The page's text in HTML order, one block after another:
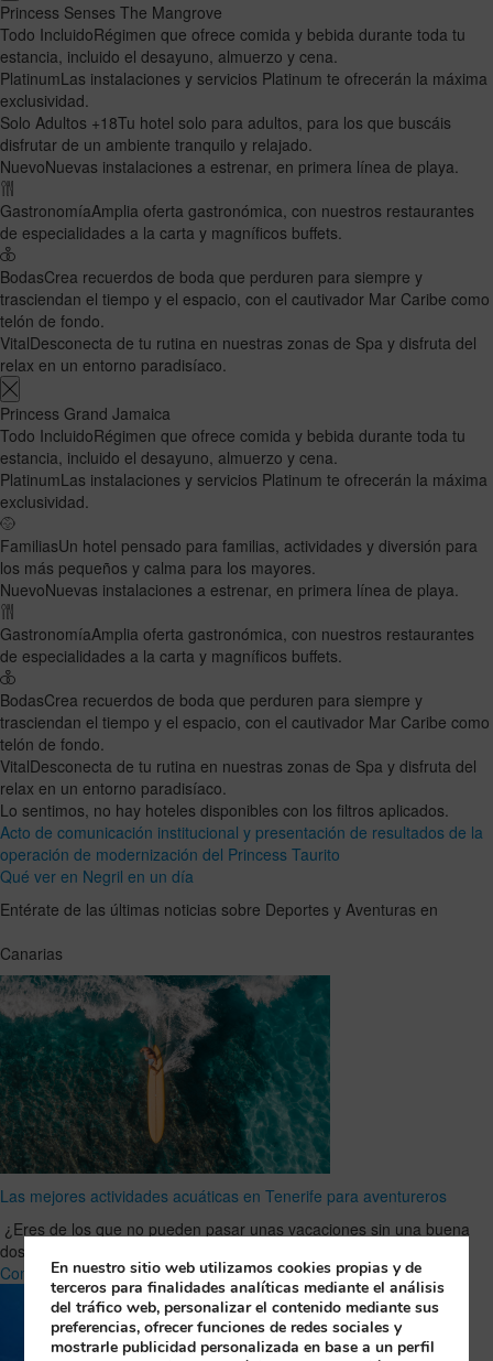
Princess Senses The Mangrove
Todo IncluidoRégimen que ofrece comida y bebida durante toda tu
estancia, incluido el desayuno, almuerzo y cena.
PlatinumLas instalaciones y servicios Platinum te ofrecerán la máxima
exclusividad.
Solo Adultos +18Tu hotel solo para adultos, para los que buscáis
disfrutar de un ambiente tranquilo y relajado.
NuevoNuevas instalaciones a estrenar, en primera línea de playa.
GastronomíaAmplia oferta gastronómica, con nuestros restaurantes
de especialidades a la carta y magníficos buffets.
BodasCrea recuerdos de boda que perduren para siempre y
trasciendan el tiempo y el espacio, con el cautivador Mar Caribe como
telón de fondo.
VitalDesconecta de tu rutina en nuestras zonas de Spa y disfruta del
relax en un entorno paradisíaco.
Princess Grand Jamaica
Todo IncluidoRégimen que ofrece comida y bebida durante toda tu
estancia, incluido el desayuno, almuerzo y cena.
PlatinumLas instalaciones y servicios Platinum te ofrecerán la máxima
exclusividad.
FamiliasUn hotel pensado para familias, actividades y diversión para
los más pequeños y calma para los mayores.
NuevoNuevas instalaciones a estrenar, en primera línea de playa.
GastronomíaAmplia oferta gastronómica, con nuestros restaurantes
de especialidades a la carta y magníficos buffets.
BodasCrea recuerdos de boda que perduren para siempre y
trasciendan el tiempo y el espacio, con el cautivador Mar Caribe como
telón de fondo.
VitalDesconecta de tu rutina en nuestras zonas de Spa y disfruta del
relax en un entorno paradisíaco.
Lo sentimos, no hay hoteles disponibles con los filtros aplicados.
Acto de comunicación institucional y presentación de resultados de la
operación de modernización del Princess Taurito
Qué ver en Negril en un día
Entérate de las últimas noticias sobre Deportes y Aventuras en
Canarias
Las mejores actividades acuáticas en Tenerife para aventureros
¿Eres de los que no pueden pasar unas vacaciones sin una buena
dosis de adrenalina? Entonces Tenerife es tu …
CompletoEn nuestro sitio web utilizamos cookies propias y de
terceros para finalidades analíticas mediante el análisis
del tráfico web, personalizar el contenido mediante sus
preferencias, ofrecer funciones de redes sociales y
mostrarle publicidad personalizada en base a un perfil